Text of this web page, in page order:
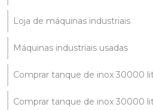
Loja de máquinas industriais
Máquinas industriais usadas
Comprar tanque de inox 30000
Comprar tanque de inox 30000